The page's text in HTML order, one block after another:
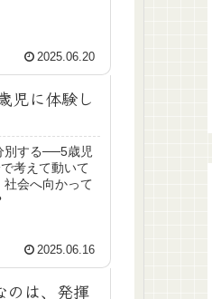
2025.06.20
児に体験し
別する──5歳児
考えて動いて
会へ向かって
2025.06.16
のは、発揮